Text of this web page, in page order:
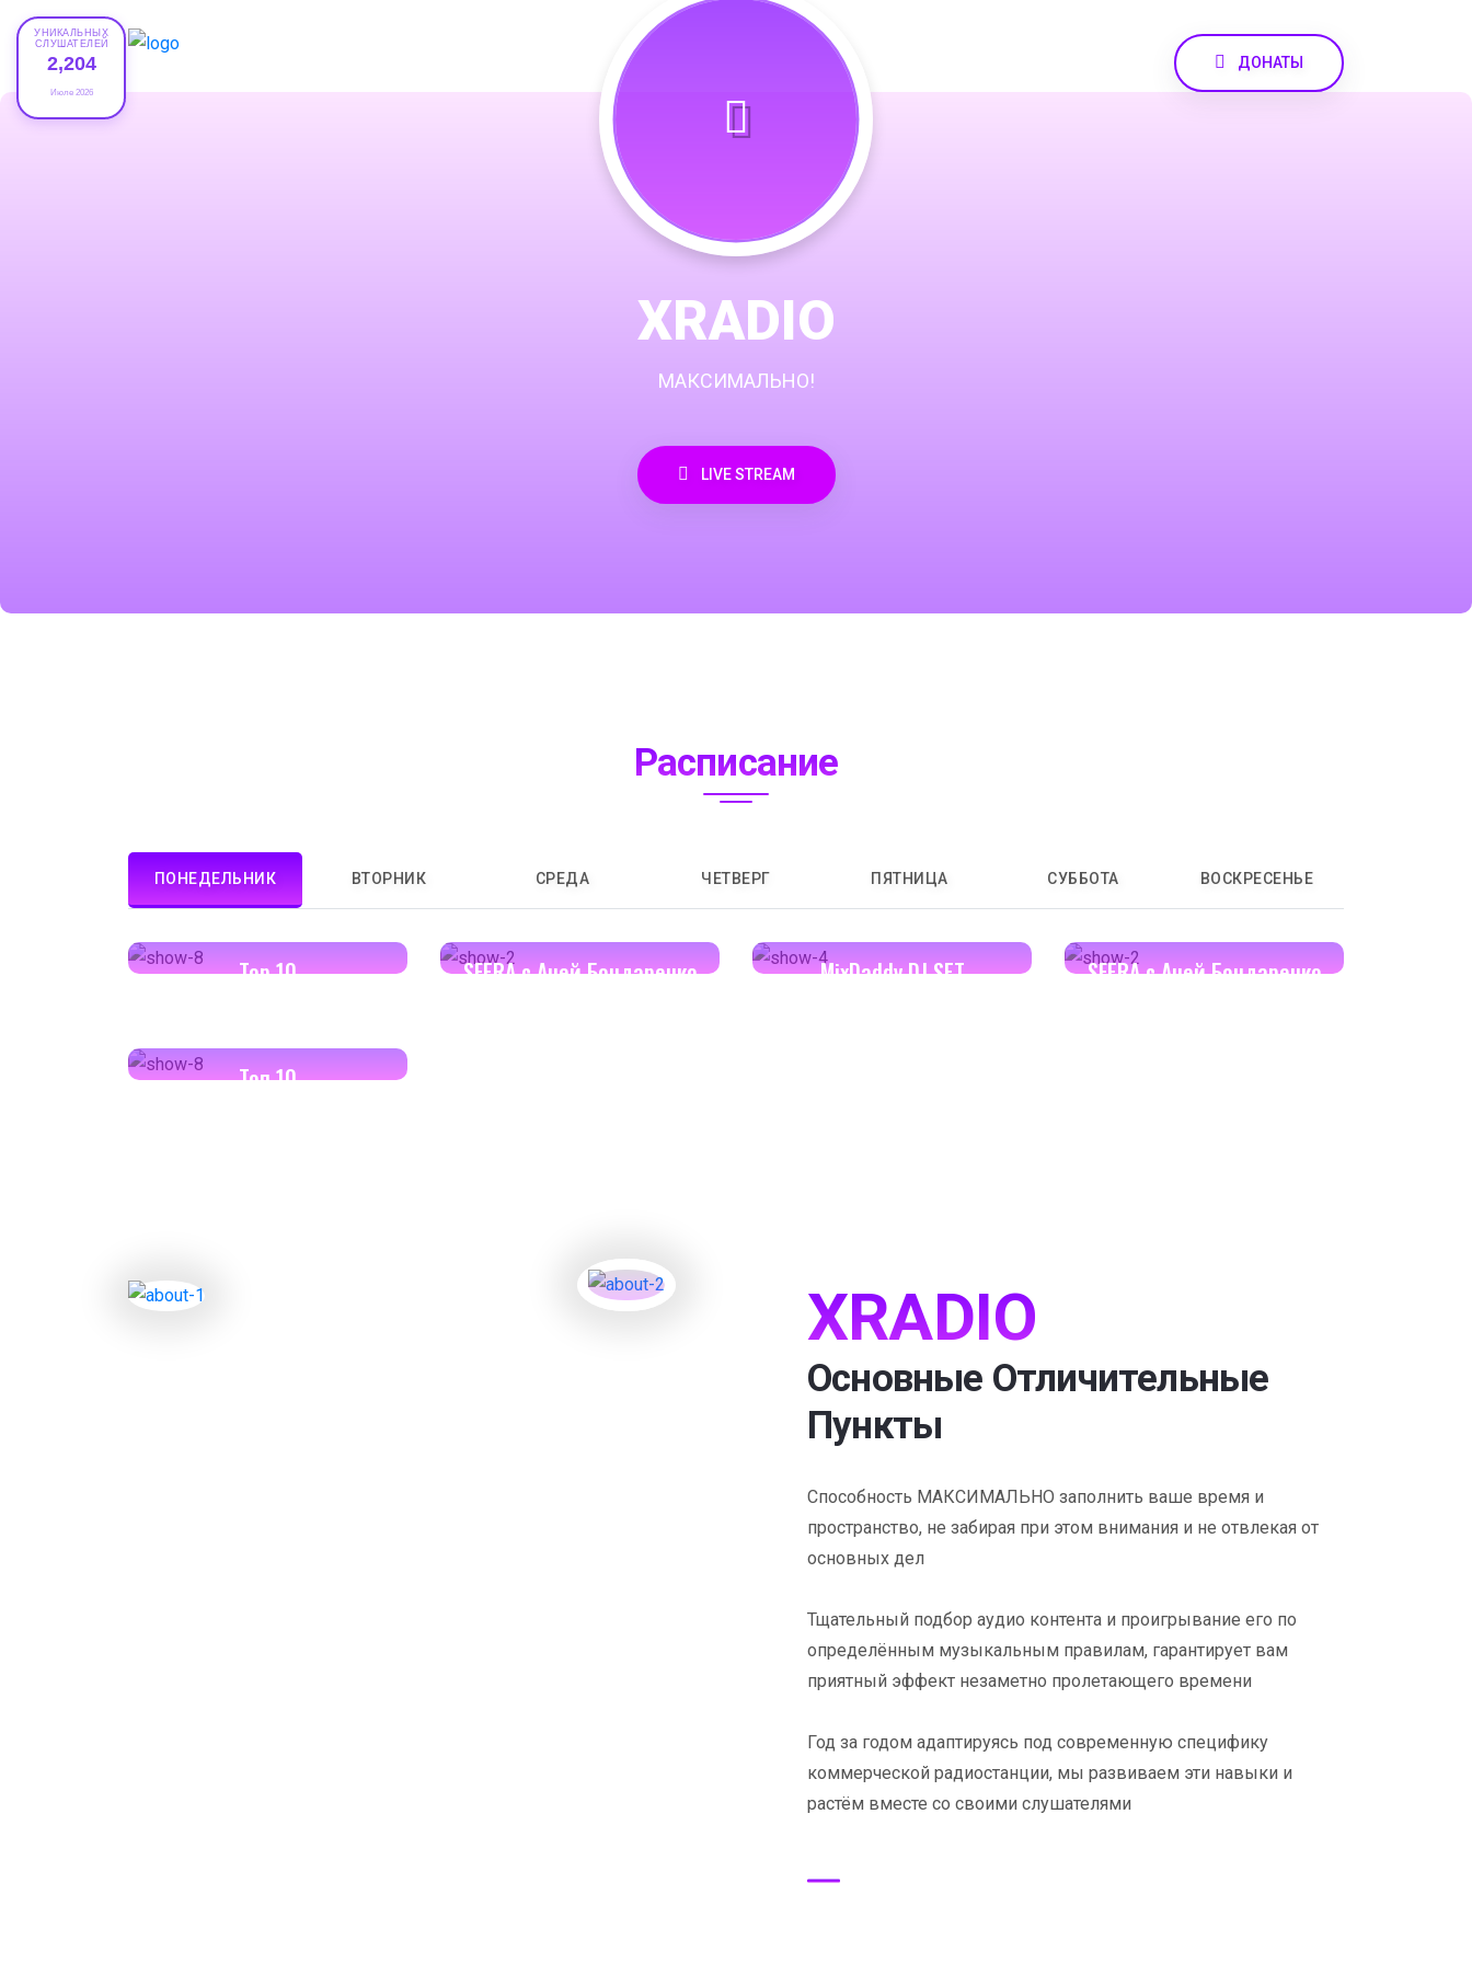
УНИКАЛЬНЫХ
СЛУШАТЕЛЕЙ
2,204
Июле 2026
ДОНАТЫ
XRADIO
МАКСИМАЛЬНО!
LIVE STREAM
Расписание
ПОНЕДЕЛЬНИК ВТОРНИК СРЕДА ЧЕТВЕРГ ПЯТНИЦА СУББОТА ВОСКРЕСЕНЬЕ
Top 10
SFERA с Аней Бондаренко
MixDaddy DJ SET
SFERA с Аней Бондаренко
Toп 10
XRADIO
Основные Отличительные
Пункты
Способность МАКСИМАЛЬНО заполнить ваше время и
пространство, не забирая при этом внимания и не отвлекая от
основных дел
Тщательный подбор аудио контента и проигрывание его по
определённым музыкальным правилам, гарантирует вам
приятный эффект незаметно пролетающего времени
Год за годом адаптируясь под современную специфику
коммерческой радиостанции, мы развиваем эти навыки и
растём вместе со своими слушателями